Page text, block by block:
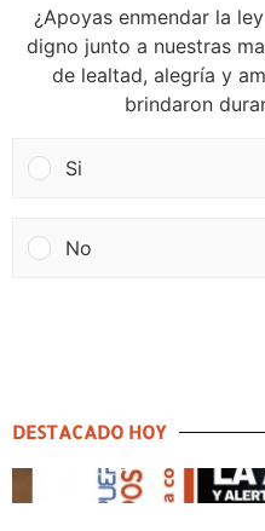
¿Apoyas enmendar la
digno junto a nuestras
de lealtad, alegría y
brindaron
Si
No
DESTACADO HOY